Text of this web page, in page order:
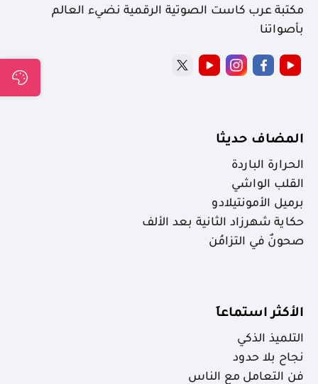
مكتبة عرب كاست الصوتية الرقمية نضيء العالم
بأصواتنا
المضاف حديثا
الحرارة الباردة
القلب الواشي
برميل الأمونتيلادو
حكاية شهرزاد الثانية بعد الألف
صحونٌ في التزامُن
الأكثر استماعاَ
التلميذ الذكي
نجاح بلا حدود
فن التعامل مع الناس